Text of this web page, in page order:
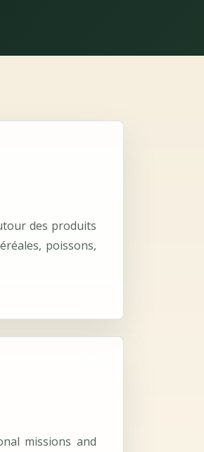
des produits
poissons,
missions and